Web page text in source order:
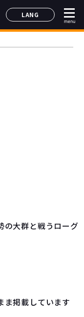
LANG
日本語
menu
の大群と戦うローグ
掲載しています